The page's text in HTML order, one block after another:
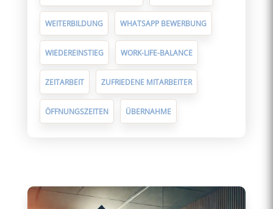
WEITERBILDUNG WHATSAPP BEWERBUNG
WIEDEREINSTIEG WORK-LIFE-BALANCE
ZEITARBEIT ZUFRIEDENE MITARBEITER
ÖFFNUNGSZEITEN ÜBERNAHME